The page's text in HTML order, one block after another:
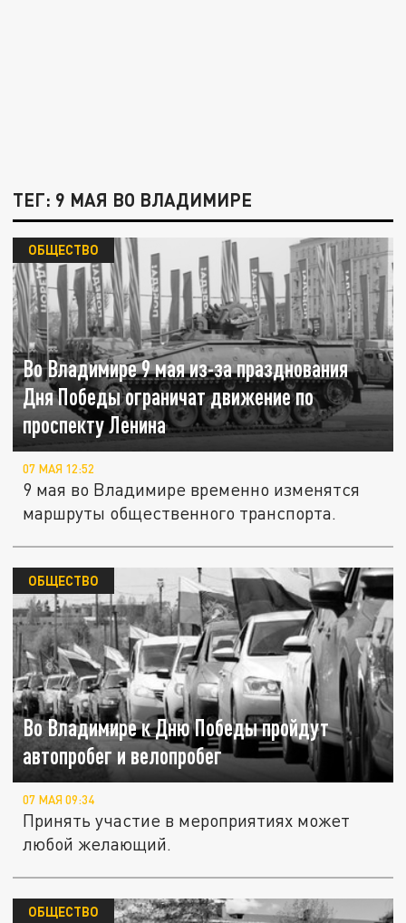
ТЕГ: 9 МАЯ ВО ВЛАДИМИРЕ
Во Владимире 9 мая из-за празднования
Дня Победы ограничат движение по
проспекту Ленина
ОБЩЕСТВО
07 МАЯ 12:52
9 мая во Владимире временно изменятся
маршруты общественного транспорта.
Во Владимире к Дню Победы пройдут
автопробег и велопробег
ОБЩЕСТВО
07 МАЯ 09:34
Принять участие в мероприятиях может
любой желающий.
ОБЩЕСТВО